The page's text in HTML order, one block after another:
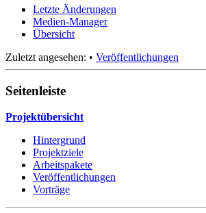
Letzte Änderungen
Medien-Manager
Übersicht
Zuletzt angesehen: • Veröffentlichungen
Seitenleiste
Projektübersicht
Hintergrund
Projektziele
Arbeitspakete
Veröffentlichungen
Vorträge